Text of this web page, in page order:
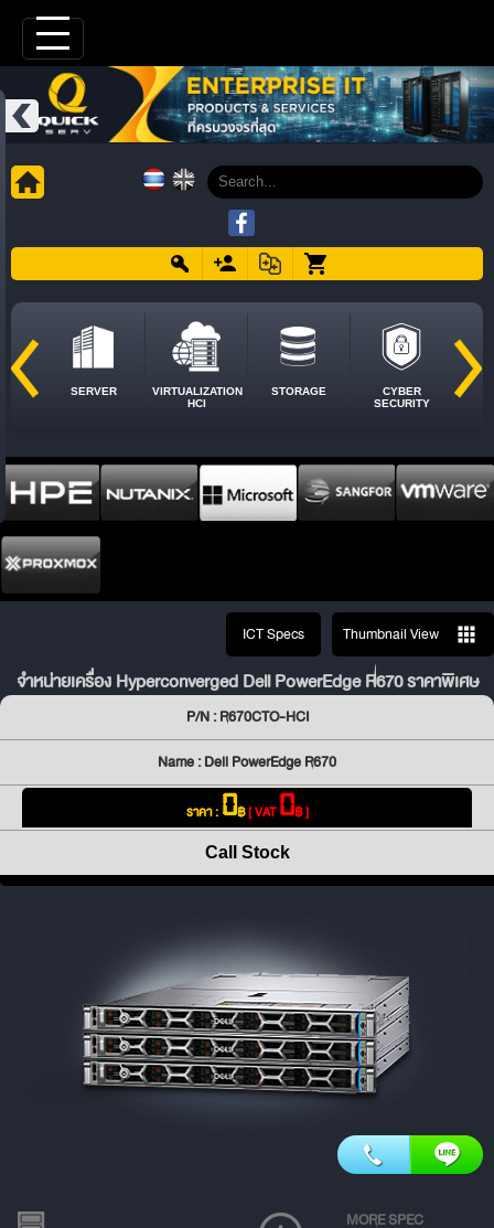
SERVER
VIRTUALIZATION
HCI
STORAGE
CYBER
SECURITY
ICT Specs Thumbnail View
จำหน่ายเครื่อง Hyperconverged Dell PowerEdge R670 ราคาพิเศษ
P/N : R670CTO-HCI
Name : Dell PowerEdge R670
ราคา : 0฿[ VAT0฿ ]
Call Stock
MORE SPEC